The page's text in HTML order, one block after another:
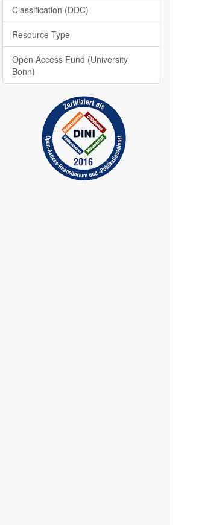
Classification (DDC)
Resource Type
Open Access Fund (University
Bonn)